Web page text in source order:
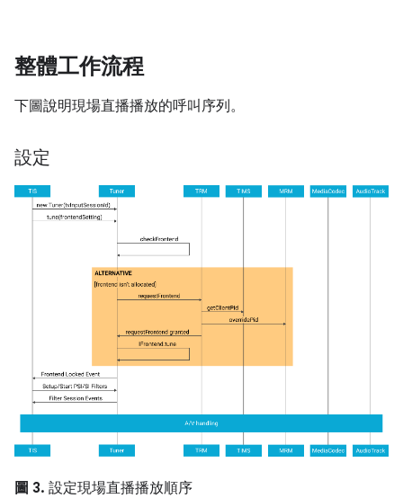
整體工作流程
下圖說明現場直播播放的呼叫序列。
設定
圖 3. 設定現場直播播放順序